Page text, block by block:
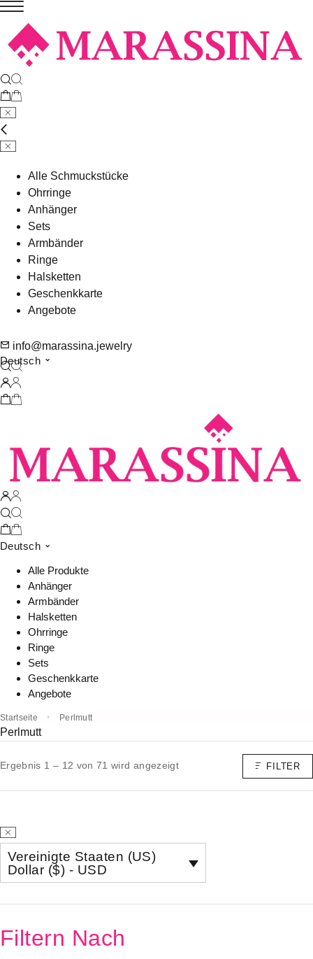
Alle Schmuckstücke
Ohrringe
Anhänger
Sets
Armbänder
Ringe
Halsketten
Geschenkkarte
Angebote
info@marassina.jewelry
Deutsch
Deutsch
Alle Produkte
Anhänger
Armbänder
Halsketten
Ohrringe
Ringe
Sets
Geschenkkarte
Angebote
Startseite Perlmutt
Perlmutt
Ergebnis 1 – 12 von 71 wird angezeigt FILTER
Vereinigte Staaten (US)
Dollar ($) - USD
Filtern Nach